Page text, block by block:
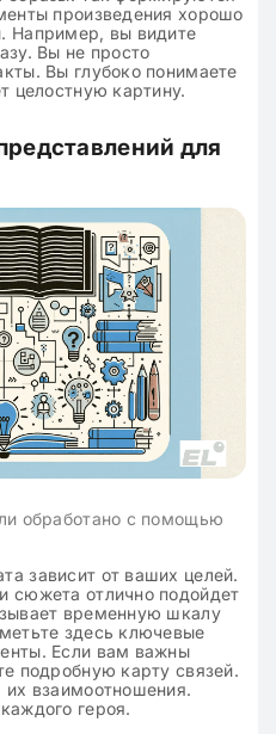
произведения хорошо
Например, вы видите
Вы не просто
Вы глубоко понимаете
целостную картину.
для
обработано с помощью
зависит от ваших целей.
сюжета отлично подойдет
временную шкалу
здесь ключевые
Если вам важны
подробную карту связей.
взаимоотношения.
героя.